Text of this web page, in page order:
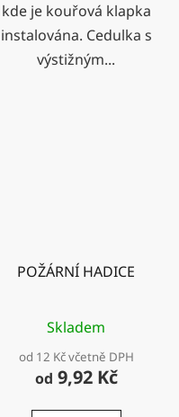
kde je kouřová klapka
instalována. Cedulka s
výstižným...
POŽÁRNÍ HADICE
Skladem
od 12 Kč včetně DPH
od 9,92 Kč